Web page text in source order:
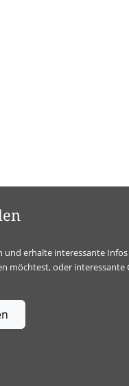
und erhalte interessante
möchtest, oder